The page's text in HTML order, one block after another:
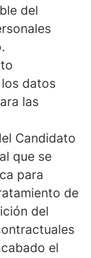
del
datos
las
Candidato
que se
para
de
del
el